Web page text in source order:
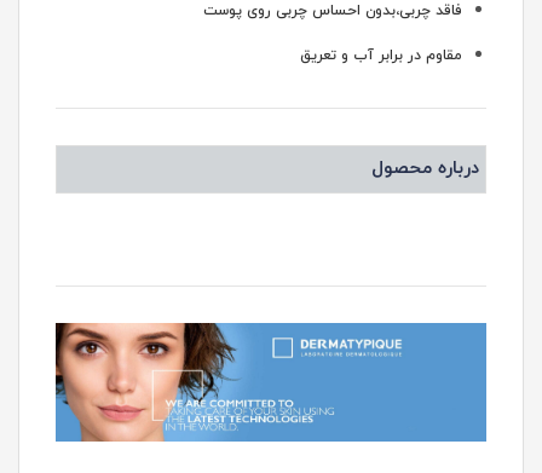
فاقد چربی،بدون احساس چربی روی پوست
مقاوم در برابر آب و تعریق
درباره محصول